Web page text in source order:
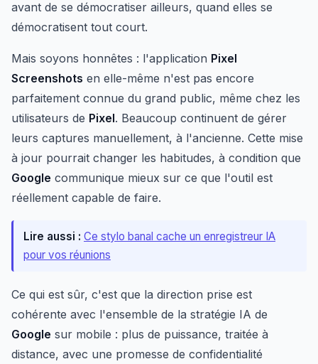
avant de se démocratiser ailleurs, quand elles se
démocratisent tout court.
Mais soyons honnêtes : l'application Pixel
Screenshots en elle-même n'est pas encore
parfaitement connue du grand public, même chez les
utilisateurs de Pixel. Beaucoup continuent de gérer
leurs captures manuellement, à l'ancienne. Cette mise
à jour pourrait changer les habitudes, à condition que
Google communique mieux sur ce que l'outil est
réellement capable de faire.
Lire aussi : Ce stylo banal cache un enregistreur IA
pour vos réunions
Ce qui est sûr, c'est que la direction prise est
cohérente avec l'ensemble de la stratégie IA de
Google sur mobile : plus de puissance, traitée à
distance, avec une promesse de confidentialité